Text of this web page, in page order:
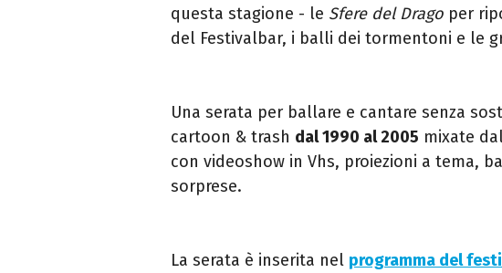
questa stagione - le Sfere del Drago per
del Festivalbar, i balli dei tormentoni e le
Una serata per ballare e cantare senza
cartoon & trash dal 1990 al 2005 mixate
con videoshow in Vhs, proiezioni a tema,
sorprese.
La serata è inserita nel programma del